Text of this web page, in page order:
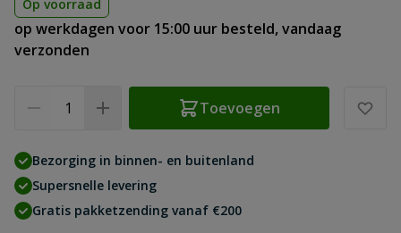
Op voorraad
op werkdagen voor 15:00 uur besteld, vandaag
verzonden
Toevoegen
Bezorging in binnen- en buitenland
Supersnelle levering
Gratis pakketzending vanaf €200